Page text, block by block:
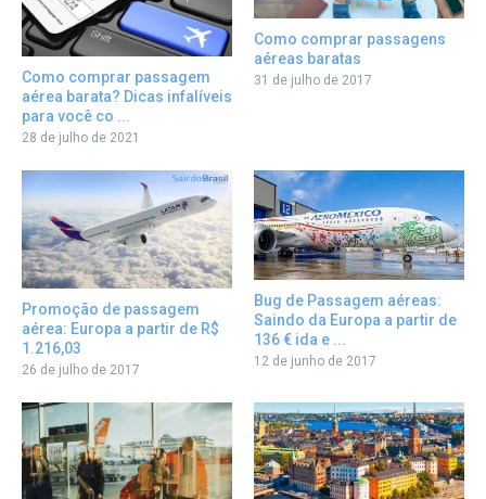
Como comprar passagem
aérea barata? Dicas infalíveis
para você co ...
28 de julho de 2021
Como comprar passagens
aéreas baratas
31 de julho de 2017
Promoção de passagem
aérea: Europa a partir de R$
1.216,03
26 de julho de 2017
Bug de Passagem aéreas:
Saindo da Europa a partir de
136 € ida e ...
12 de junho de 2017